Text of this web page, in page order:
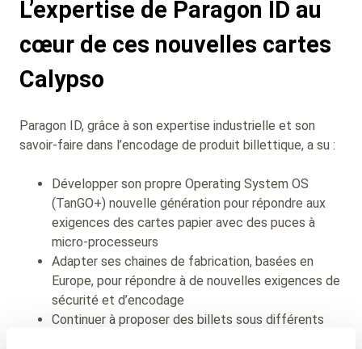
L’expertise de Paragon ID au
cœur de ces nouvelles cartes
Calypso
Paragon ID, grâce à son expertise industrielle et son
savoir-faire dans l’encodage de produit billettique, a su :
Développer son propre Operating System OS
(TanGO+) nouvelle génération pour répondre aux
exigences des cartes papier avec des puces à
micro-processeurs
Adapter ses chaines de fabrication, basées en
Europe, pour répondre à de nouvelles exigences de
sécurité et d’encodage
Continuer à proposer des billets sous différents